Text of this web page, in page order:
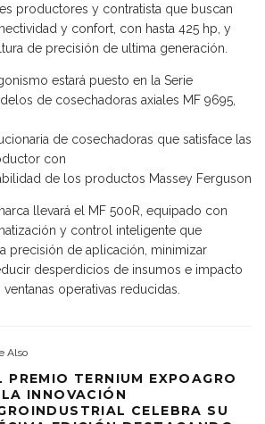
productores y contratista que buscan
y confort, con hasta 425 hp, y
de precisión de ultima generación.
estará puesto en la Serie
de cosechadoras axiales MF 9695,
de cosechadoras que satisface las
con
de los productos Massey Ferguson
llevará el MF 500R, equipado con
y control inteligente que
precisión de aplicación, minimizar
desperdicios de insumos e impacto
operativas reducidas.
Also
PREMIO TERNIUM EXPOAGRO
INNOVACIÓN
CELEBRA SU